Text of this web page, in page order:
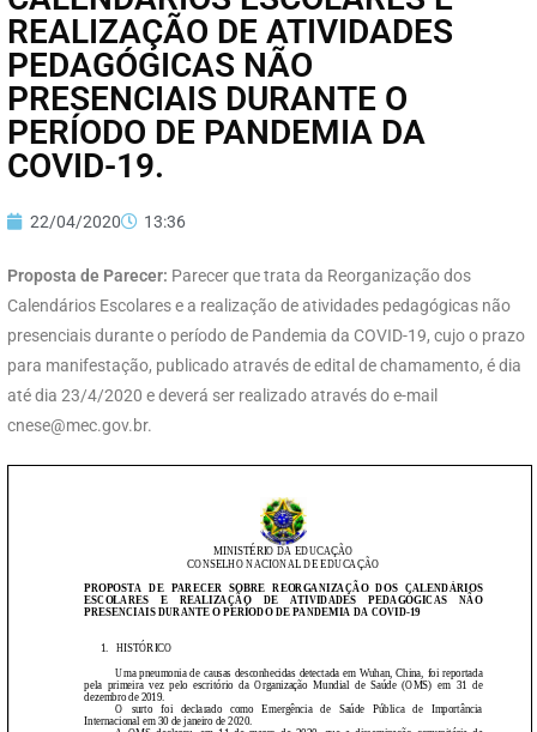
REALIZAÇÃO DE ATIVIDADES
PEDAGÓGICAS NÃO
PRESENCIAIS DURANTE O
PERÍODO DE PANDEMIA DA
COVID-19.
22/04/2020 13:36
Proposta de Parecer: Parecer que trata da Reorganização dos
Calendários Escolares e a realização de atividades pedagógicas não
presenciais durante o período de Pandemia da COVID-19, cujo o prazo
para manifestação, publicado através de edital de chamamento, é dia
até dia 23/4/2020 e deverá ser realizado através do e-mail
cnese@mec.gov.br.